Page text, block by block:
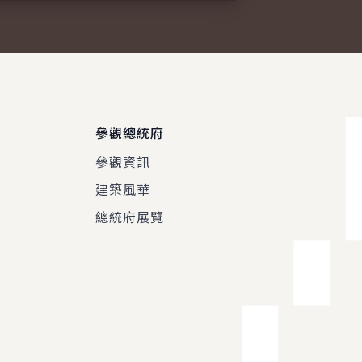
參觀總統府
參觀資訊
建築風華
總統府展覽